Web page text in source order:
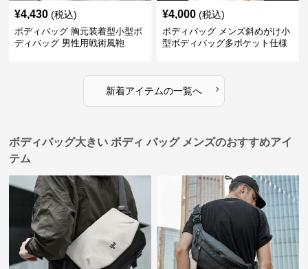
¥4,430 (税込)
ボディバッグ 胸元装着型小型ボ
ディバッグ 男性用戦術風鞄
¥4,000 (税込)
ボディバッグ メンズ斜めがけ小
型ボディバッグ多ポケット仕様
新着アイテムの一覧へ ›
ボディバッグ大きい ボディ バッグ メンズのおすすめアイ
テム